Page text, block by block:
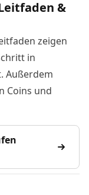
&
zeigen
in
Außerdem
Coins und